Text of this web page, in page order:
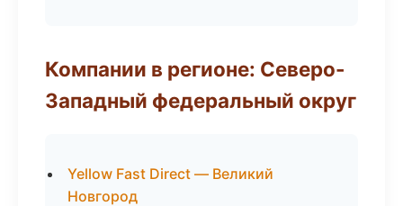
Компании в регионе: Северо-
Западный федеральный округ
Yellow Fast Direct — Великий
Новгород